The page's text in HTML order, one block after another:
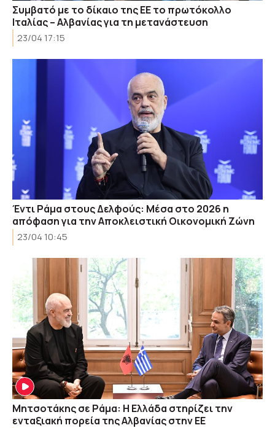
Συμβατό με το δίκαιο της ΕΕ το πρωτόκολλο
Ιταλίας – Αλβανίας για τη μετανάστευση
23/04 17:15
Έντι Ράμα στους Δελφούς: Μέσα στο 2026 η
απόφαση για την Αποκλειστική Οικονομική Ζώνη
23/04 10:45
Μητσοτάκης σε Ράμα: Η Ελλάδα στηρίζει την
ενταξιακή πορεία της Αλβανίας στην ΕΕ